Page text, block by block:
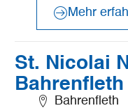
Mehr
St. Nicolai
Bahrenfleth
Bahrenfleth
Mehr
erfahren